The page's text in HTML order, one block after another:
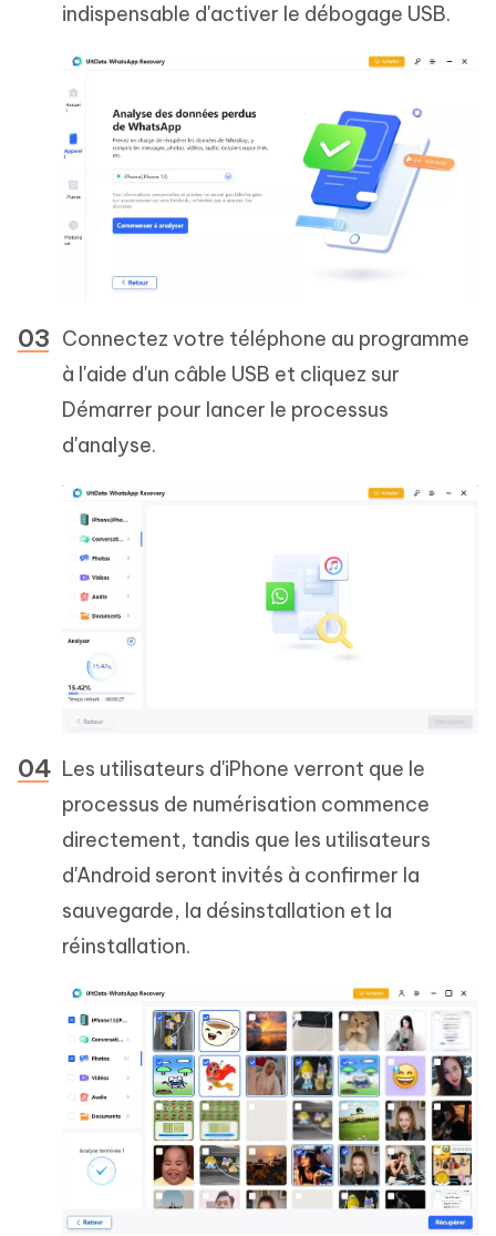
indispensable d'activer le débogage USB.
Connectez votre téléphone au programme
à l'aide d'un câble USB et cliquez sur
Démarrer pour lancer le processus
d'analyse.
Les utilisateurs d'iPhone verront que le
processus de numérisation commence
directement, tandis que les utilisateurs
d'Android seront invités à confirmer la
sauvegarde, la désinstallation et la
réinstallation.